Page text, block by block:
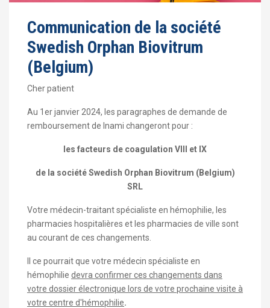
Communication de la société
Swedish Orphan Biovitrum
(Belgium)
Cher patient
Au 1er janvier 2024, les paragraphes de demande de
remboursement de Inami changeront pour :
les facteurs de coagulation VIII et IX
de la société Swedish Orphan Biovitrum (Belgium)
SRL
Votre médecin-traitant spécialiste en hémophilie, les
pharmacies hospitalières et les pharmacies de ville sont
au courant de ces changements.
Il ce pourrait que votre médecin spécialiste en
hémophilie devra confirmer ces changements dans
votre dossier électronique lors de votre prochaine visite à
votre centre d'hémophilie.